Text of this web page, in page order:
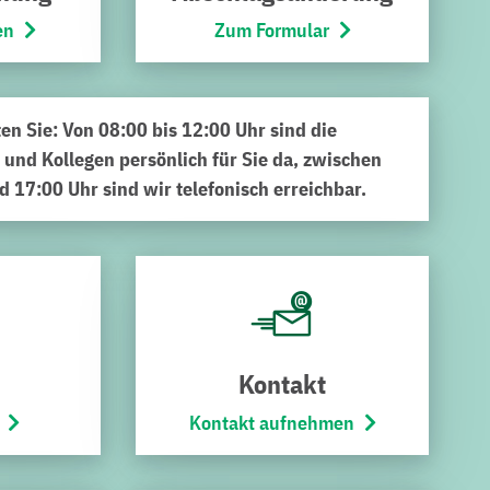
größte Baustelle Europas bezog. Da steht Bruchsal
also den Ausstieg aus den fossilen
Monaten seiner Bruchsaler Tätigkeit die „Stadtwerke
Bruchsals. Sie ist mit den größten
verbunden. Es geht um das gemeinsame Ziel
So soll dem menschengemachten Klimawandel
Celsius zu begrenzen, umgesetzt werden. Um
Der beinhaltet die Stilllegung oder Umwidmung von
Zum Formular
Sie: Von 08:00 bis 12:00 Uhr sind die
Kollegen persönlich für Sie da, zwischen
17:00 Uhr sind wir telefonisch erreichbar.
Kontakt
Kontakt aufnehmen